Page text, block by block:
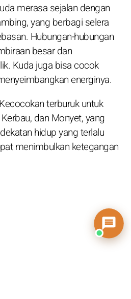
merasa sejalan dengan
yang berbagi selera
Hubungan-hubungan
besar dan
Kuda juga bisa cocok
energinya.
Kecocokan terburuk untuk
dan Monyet, yang
hidup yang terlalu
menimbulkan ketegangan